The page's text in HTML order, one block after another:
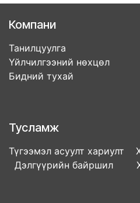
Компани
Танилцуулга
Үйлчилгээний нөхцөл
Бидний тухай
Тусламж
Түгээмэл асуулт
Дэлгүүрийн байршил